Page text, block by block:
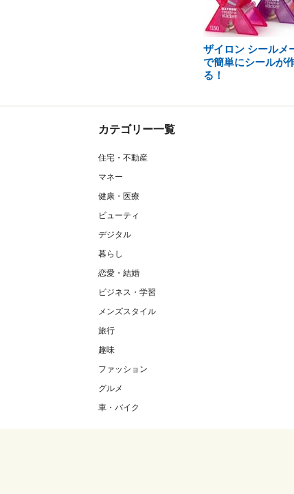
ザイロン シールメ
で簡単にシールが
る！
カテゴリー一覧
住宅・不動産
マネー
健康・医療
ビューティ
デジタル
暮らし
恋愛・結婚
ビジネス・学習
メンズスタイル
旅行
趣味
ファッション
グルメ
車・バイク